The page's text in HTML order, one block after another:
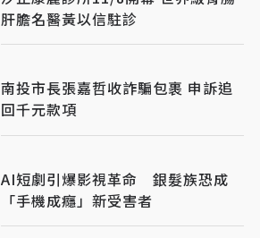
肝膽名醫黃以信駐診
南投市長張嘉哲收詐騙包裹 申訴追
回千元款項
AI短劇引爆影視革命 銀髮族恐成
「手機成癮」新受害者